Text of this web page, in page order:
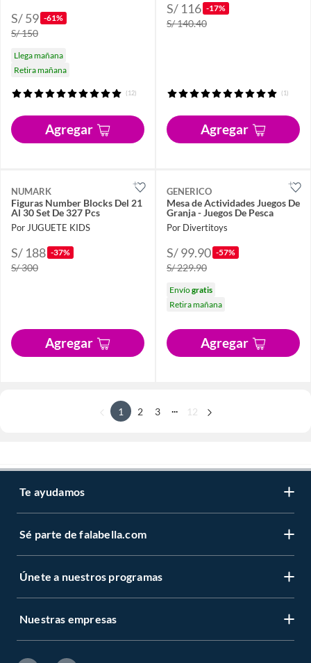
S/ 59 -61%
S/ 150
Llega mañana
Retira mañana
(12)
Agregar
S/ 116 -17%
S/ 140.40
(1)
Agregar
NUMARK
Figuras Number Blocks Del 21
Al 30 Set De 327 Pcs
Por JUGUETE KIDS
S/ 188 -37%
S/ 300
Agregar
GENERICO
Mesa de Actividades Juegos De
Granja - Juegos De Pesca
Por Divertitoys
S/ 99.90 -57%
S/ 229.90
Envíogratis
Retira mañana
Agregar
1 2 3 ... 12
Te ayudamos
Sé parte de falabella.com
Únete a nuestros programas
Nuestras empresas